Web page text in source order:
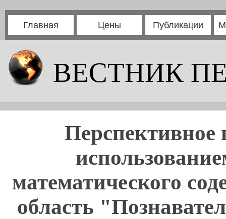
Главная Цены Публикации
ВЕСТНИК
математического
область